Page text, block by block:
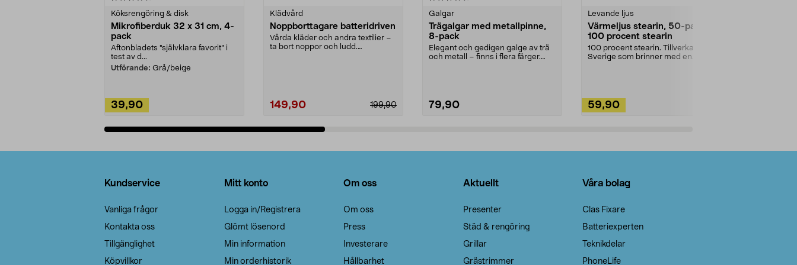
Köksrengöring & disk
Mikrofiberduk 32 x 31 cm, 4-
pack
Aftonbladets "självklara favorit” i
test av d...
Utförande: Grå/beige
39,90
Klädvård
Noppborttagare batteridriven
Vårda kläder och andra textilier –
ta bort noppor och ludd.
199,90
149,90
Galgar
Trägalgar med metallpinne,
8-pack
Elegant och gedigen galge av trä
och metall – finns i flera färger.
79,90
Levande ljus
Värmeljus stearin, 50-pack,
100 procent stearin
100 procent stearin. Tillverkade i
Sverige som brinner med en
59,90
Kundservice
Vanliga frågor
Kontakta oss
Tillgänglighet
Köpvillkor
Mitt konto
Logga in/Registrera
Glömt lösenord
Min information
Min orderhistorik
Om oss
Om oss
Press
Investerare
Hållbarhet
Aktuellt
Presenter
Städ & rengöring
Grillar
Grästrimmer
Våra bolag
Clas Fixare
Batteriexperten
Teknikdelar
PhoneLife